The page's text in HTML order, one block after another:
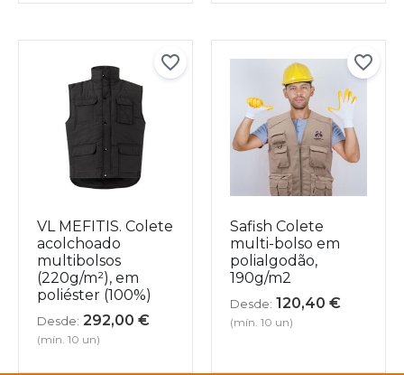
VL MEFITIS. Colete
acolchoado
multibolsos
(220g/m²), em
poliéster (100%)
Desde: 292,00 €
(mín. 10 un)
Safish Colete
multi-bolso em
polialgodão,
190g/m2
Desde: 120,40 €
(mín. 10 un)